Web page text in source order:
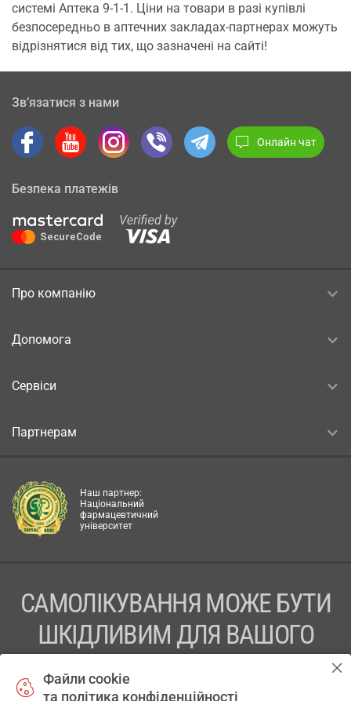
системі Аптека 9-1-1. Ціни на товари в разі купівлі
безпосередньо в аптечних закладах-партнерах можуть
відрізнятися від тих, що зазначені на сайті!
Зв’язатися з нами
Онлайн чат
Безпека платежів
Про компанію
Допомога
Сервіси
Партнерам
Наш партнер:
Національний
фармацевтичний
університет
САМОЛІКУВАННЯ МОЖЕ БУТИ
ШКІДЛИВИМ ДЛЯ ВАШОГО
Файли cookie
та політика конфіденційності